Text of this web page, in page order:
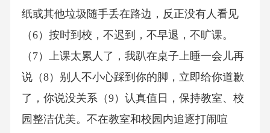
纸或其他垃圾随手丢在路边，反正没有人看见
（6）按时到校，不迟到，不早退，不旷课。
（7）上课太累人了，我趴在桌子上睡一会儿再
说（8）别人不小心踩到你的脚，立即给你道歉
了，你说没关系（9）认真值日，保持教室、校
园整洁优美。不在教室和校园内追逐打闹喧